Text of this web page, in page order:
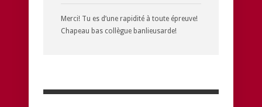
Merci! Tu es d’une rapidité à toute épreuve!
Chapeau bas collègue banlieusarde!